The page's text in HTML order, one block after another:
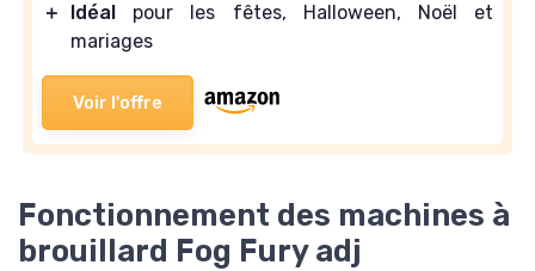
＋
Idéal
pour les fêtes, Halloween, Noël et
mariages
Voir l'offre
Fonctionnement des machines à
brouillard Fog Fury adj